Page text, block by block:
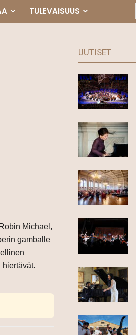
TULEVAISUUS
Michael,
gamballe
UUTISET